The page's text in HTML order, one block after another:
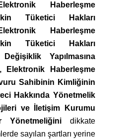
Haberleşme
Tüketici Hakları
Haberleşme
Tüketici Hakları
Yapılmasına
Elektronik Haberleşme
Sahibinin Kimliğinin
Hakkında Yönetmelik
ve İletişim Kurumu
Yönetmeliğini dikkate
sayılan şartları yerine